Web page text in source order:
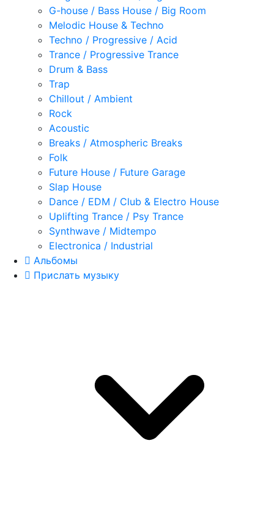
G-house / Bass House / Big Room
Melodic House & Techno
Techno / Progressive / Acid
Trance / Progressive Trance
Drum & Bass
Trap
Chillout / Ambient
Rock
Acoustic
Breaks / Atmospheric Breaks
Folk
Future House / Future Garage
Slap House
Dance / EDM / Club & Electro House
Uplifting Trance / Psy Trance
Synthwave / Midtempo
Electronica / Industrial
Альбомы
Прислать музыку